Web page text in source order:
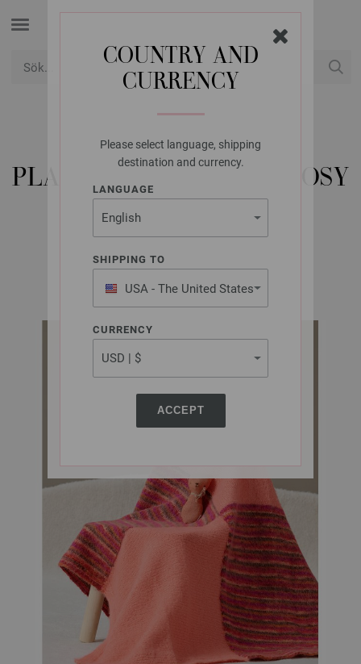
COUNTRY AND
CURRENCY
Please select language, shipping
destination and currency.
LANGUAGE
SHIPPING TO
USA - The United States
of America
CURRENCY
ACCEPT
LANA GROSSA
PLAID COSY SOCKS & COSY
SOCKS MULTI
Cosy Socks 4 Babies | Modell 11